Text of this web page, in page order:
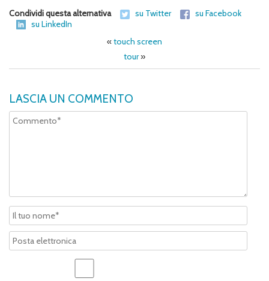
Condividi questa alternativa su Twitter
su Facebook
su LinkedIn
«touch screen
tour»
LASCIA UN COMMENTO